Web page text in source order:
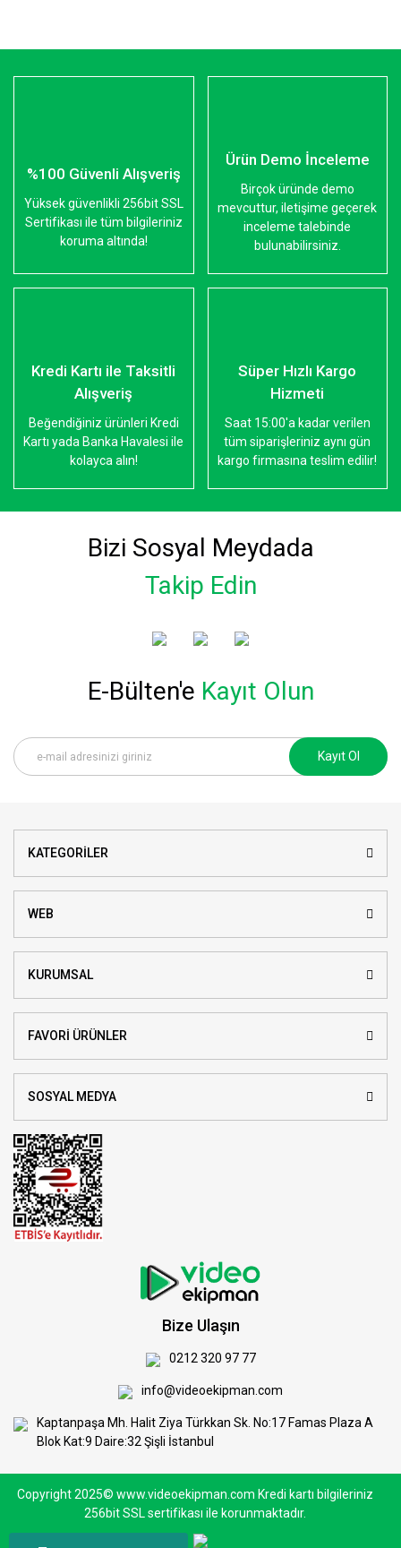
%100 Güvenli Alışveriş
Yüksek güvenlikli 256bit SSL
Sertifikası ile tüm bilgileriniz
koruma altında!
Ürün Demo İnceleme
Birçok üründe demo
mevcuttur, iletişime geçerek
inceleme talebinde
bulunabilirsiniz.
Kredi Kartı ile Taksitli
Alışveriş
Beğendiğiniz ürünleri Kredi
Kartı yada Banka Havalesi ile
kolayca alın!
Süper Hızlı Kargo
Hizmeti
Saat 15:00'a kadar verilen
tüm siparişleriniz aynı gün
kargo firmasına teslim edilir!
Bizi Sosyal Meydada
Takip Edin
E-Bülten'e Kayıt Olun
Kayıt Ol
KATEGORİLER
WEB
KURUMSAL
FAVORİ ÜRÜNLER
SOSYAL MEDYA
Bize Ulaşın
0212 320 97 77
info@videoekipman.com
Kaptanpaşa Mh. Halit Ziya Türkkan Sk. No:17 Famas Plaza A
Blok Kat:9 Daire:32 Şişli İstanbul
Copyright 2025© www.videoekipman.com Kredi kartı bilgileriniz
256bit SSL sertifikası ile korunmaktadır.